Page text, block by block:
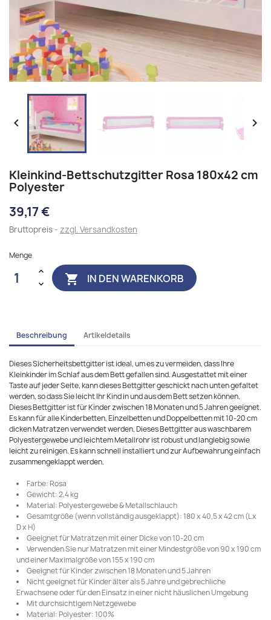
 
Kleinkind-Bettschutzgitter Rosa 180x42 cm
Polyester
39,17 €
Bruttopreis zzgl. Versandkosten
Menge
 IN DEN WARENKORB
Beschreibung Artikeldetails
Dieses Sicherheitsbettgitter ist ideal, um es zu vermeiden, dass Ihre
Kleinkinder im Schlaf aus dem Bett gefallen sind. Ausgestattet mit einer
Taste auf jeder Seite, kann dieses Bettgitter geschickt nach unten gefaltet
werden, so dass Sie leicht Ihr Kind in und aus dem Bett setzen können.
Dieses Bettgitter ist für Kinder zwischen 18 Monaten und 5 Jahren geeignet.
Es kann für alle Kinderbetten, Einzelbetten und Doppelbetten mit 10-20 cm
dicken Matratzen verwendet werden. Dieses Bettgitter aus waschbarem
Polyestergewebe und leichtem Metallrohr ist robust und langlebig sowie
leicht zu reinigen. Es kann schnell installiert und zur Aufbewahrung einfach
zusammengeklappt werden.
Farbe: Rosa
Gewicht: 2,4 kg
Material: Polyestergewebe & Metallschlauch
Gesamtgröße (wenn vollständig ausgeklappt): 180 x 40,5 x 42 cm (L x
D x H)
Geeignet für Matratzen mit einer Dicke von 10-20 cm
Verwenden Sie nur Matratzen mit einer Mindestgröße von 90 x 190 cm
und einer Maximalgröße von 155 x 190 cm
Geeignet für Kinder zwischen 18 Monaten und 5 Jahren
Nicht geeignet für Kinder älter als 5 Jahre und gebrechliche
Erwachsene oder für den Einsatz in einer nicht häuslichen Umgebung
Mit durchsichtigem Netzgewebe
Material: Polyester: 100%